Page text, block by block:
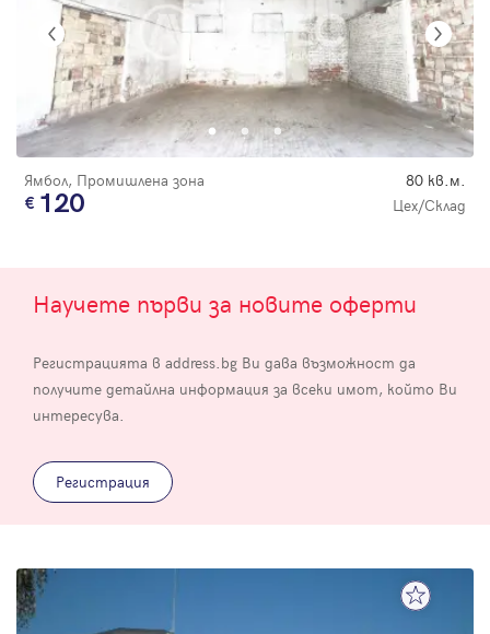
Ямбол, Промишлена зона 80 кв.м.
120 Цех/Склад
Научете първи за новите оферти
Регистрацията в address.bg Ви дава възможност да
получите детайлна информация за всеки имот, който Ви
интересува.
Регистрация